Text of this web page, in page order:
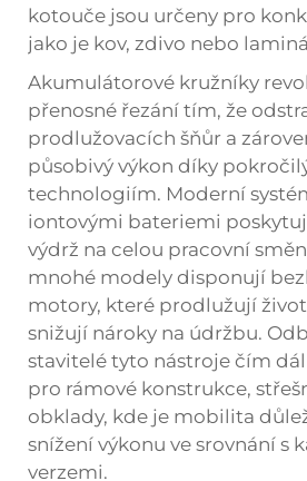
kotouče jsou určeny pro
jako je kov, zdivo nebo
Akumulátorové kružníky
přenosné řezání tím, že
prodlužovacích šňůr a
působivý výkon díky
technologiím. Moderní
iontovými bateriemi
výdrž na celou pracovní
mnohé modely disponují
motory, které prodlužují
snižují nároky na údržbu.
stavitelé tyto nástroje čím
pro rámové konstrukce,
obklady, kde je mobilita
snížení výkonu ve srovnání s
verzemi.